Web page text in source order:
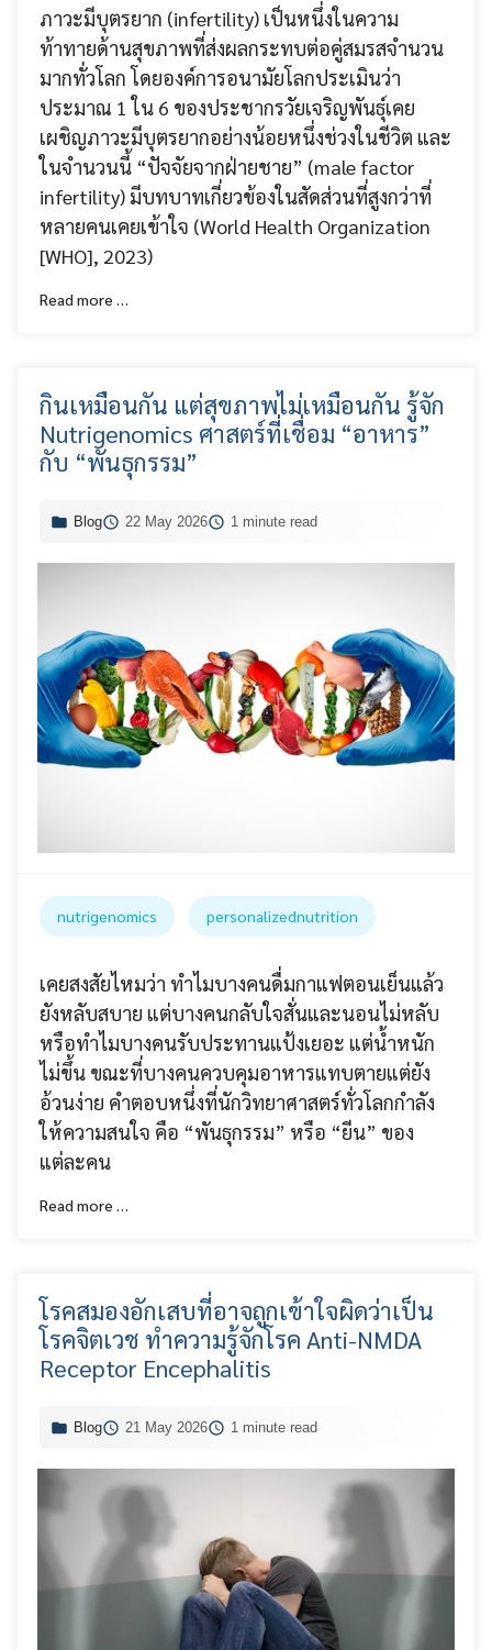
ภาวะมีบุตรยาก (infertility) เป็นหนึ่งในความ
ท้าทายด้านสุขภาพที่ส่งผลกระทบต่อคู่สมรสจำนวน
มากทั่วโลก โดยองค์การอนามัยโลกประเมินว่า
ประมาณ 1 ใน 6 ของประชากรวัยเจริญพันธุ์เคย
เผชิญภาวะมีบุตรยากอย่างน้อยหนึ่งช่วงในชีวิต และ
ในจำนวนนี้ “ปัจจัยจากฝ่ายชาย” (male factor
infertility) มีบทบาทเกี่ยวข้องในสัดส่วนที่สูงกว่าที่
หลายคนเคยเข้าใจ (World Health Organization
[WHO], 2023)
Read more …
กินเหมือนกัน แต่สุขภาพไม่เหมือนกัน รู้จัก
Nutrigenomics ศาสตร์ที่เชื่อม “อาหาร”
กับ “พันธุกรรม”
Blog 22 May 2026 1 minute read
nutrigenomics personalizednutrition
เคยสงสัยไหมว่า ทำไมบางคนดื่มกาแฟตอนเย็นแล้ว
ยังหลับสบาย แต่บางคนกลับใจสั่นและนอนไม่หลับ
หรือทำไมบางคนรับประทานแป้งเยอะ แต่น้ำหนัก
ไม่ขึ้น ขณะที่บางคนควบคุมอาหารแทบตายแต่ยัง
อ้วนง่าย คำตอบหนึ่งที่นักวิทยาศาสตร์ทั่วโลกกำลัง
ให้ความสนใจ คือ “พันธุกรรม” หรือ “ยีน” ของ
แต่ละคน
Read more …
โรคสมองอักเสบที่อาจถูกเข้าใจผิดว่าเป็น
โรคจิตเวช ทำความรู้จักโรค Anti-NMDA
Receptor Encephalitis
Blog 21 May 2026 1 minute read